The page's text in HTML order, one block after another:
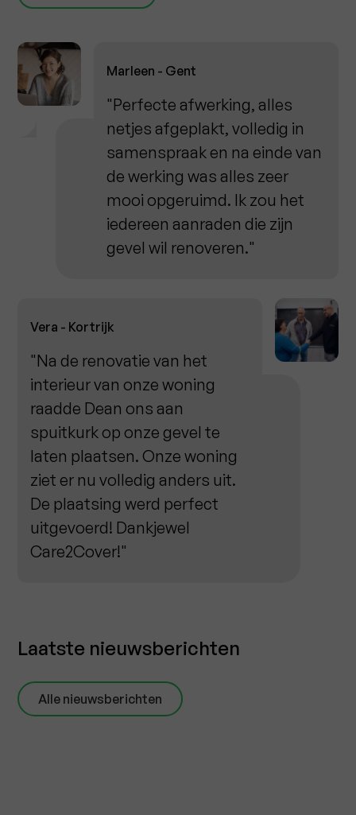
Marleen - Gent
"Perfecte afwerking, alles
netjes afgeplakt, volledig in
samenspraak en na einde van
de werking was alles zeer
mooi opgeruimd. Ik zou het
iedereen aanraden die zijn
gevel wil renoveren."
Vera - Kortrijk
"Na de renovatie van het
interieur van onze woning
raadde Dean ons aan
spuitkurk op onze gevel te
laten plaatsen. Onze woning
ziet er nu volledig anders uit.
De plaatsing werd perfect
uitgevoerd! Dankjewel
Care2Cover!"
Laatste nieuwsberichten
Alle nieuwsberichten